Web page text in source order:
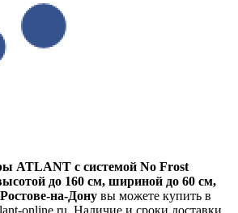
ATLANT с системой No Frost
до 160 см, шириной до 60 см,
на-Дону вы можете купить в
online.ru. Наличие и сроки доставки